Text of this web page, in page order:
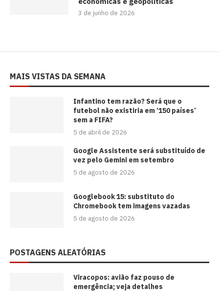
3 de junho de 2026
MAIS VISTAS DA SEMANA
⁠Infantino tem razão? Será que o
futebol não existiria em ‘150 países’
sem a FIFA?
5 de abril de 2026
Google Assistente será substituído de
vez pelo Gemini em setembro
5 de agosto de 2026
Googlebook 15: substituto do
Chromebook tem imagens vazadas
5 de agosto de 2026
POSTAGENS ALEATÓRIAS
Viracopos: avião faz pouso de
emergência; veja detalhes